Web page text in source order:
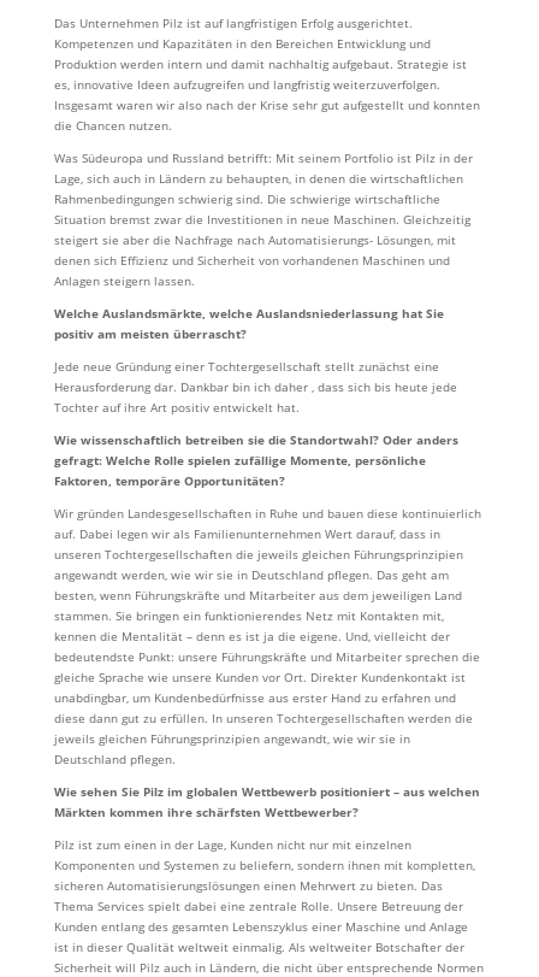
Das Unternehmen Pilz ist auf langfristigen Erfolg ausgerichtet.
Kompetenzen und Kapazitäten in den Bereichen Entwicklung und
Produktion werden intern und damit nachhaltig aufgebaut. Strategie ist
es, innovative Ideen aufzugreifen und langfristig weiterzuverfolgen.
Insgesamt waren wir also nach der Krise sehr gut aufgestellt und konnten
die Chancen nutzen.
Was Südeuropa und Russland betrifft: Mit seinem Portfolio ist Pilz in der
Lage, sich auch in Ländern zu behaupten, in denen die wirtschaftlichen
Rahmenbedingungen schwierig sind. Die schwierige wirtschaftliche
Situation bremst zwar die Investitionen in neue Maschinen. Gleichzeitig
steigert sie aber die Nachfrage nach Automatisierungs- Lösungen, mit
denen sich Effizienz und Sicherheit von vorhandenen Maschinen und
Anlagen steigern lassen.
Welche Auslandsmärkte, welche Auslandsniederlassung hat Sie
positiv am meisten überrascht?
Jede neue Gründung einer Tochtergesellschaft stellt zunächst eine
Herausforderung dar. Dankbar bin ich daher , dass sich bis heute jede
Tochter auf ihre Art positiv entwickelt hat.
Wie wissenschaftlich betreiben sie die Standortwahl? Oder anders
gefragt: Welche Rolle spielen zufällige Momente, persönliche
Faktoren, temporäre Opportunitäten?
Wir gründen Landesgesellschaften in Ruhe und bauen diese kontinuierlich
auf. Dabei legen wir als Familienunternehmen Wert darauf, dass in
unseren Tochtergesellschaften die jeweils gleichen Führungsprinzipien
angewandt werden, wie wir sie in Deutschland pflegen. Das geht am
besten, wenn Führungskräfte und Mitarbeiter aus dem jeweiligen Land
stammen. Sie bringen ein funktionierendes Netz mit Kontakten mit,
kennen die Mentalität – denn es ist ja die eigene. Und, vielleicht der
bedeutendste Punkt: unsere Führungskräfte und Mitarbeiter sprechen die
gleiche Sprache wie unsere Kunden vor Ort. Direkter Kundenkontakt ist
unabdingbar, um Kundenbedürfnisse aus erster Hand zu erfahren und
diese dann gut zu erfüllen. In unseren Tochtergesellschaften werden die
jeweils gleichen Führungsprinzipien angewandt, wie wir sie in
Deutschland pflegen.
Wie sehen Sie Pilz im globalen Wettbewerb positioniert – aus welchen
Märkten kommen ihre schärfsten Wettbewerber?
Pilz ist zum einen in der Lage, Kunden nicht nur mit einzelnen
Komponenten und Systemen zu beliefern, sondern ihnen mit kompletten,
sicheren Automatisierungslösungen einen Mehrwert zu bieten. Das
Thema Services spielt dabei eine zentrale Rolle. Unsere Betreuung der
Kunden entlang des gesamten Lebenszyklus einer Maschine und Anlage
ist in dieser Qualität weltweit einmalig. Als weltweiter Botschafter der
Sicherheit will Pilz auch in Ländern, die nicht über entsprechende Normen